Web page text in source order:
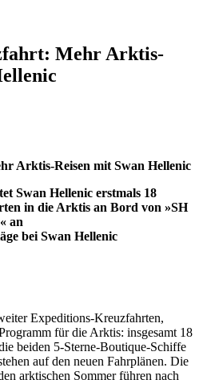
Mehr Arktis-
Arktis-Reisen mit Swan Hellenic
Swan Hellenic erstmals 18
in die Arktis an Bord von »SH
an
bei Swan Hellenic
Expeditions-Kreuzfahrten,
für die Arktis: insgesamt 18
beiden 5-Sterne-Boutique-Schiffe
auf den neuen Fahrplänen. Die
arktischen Sommer führen nach